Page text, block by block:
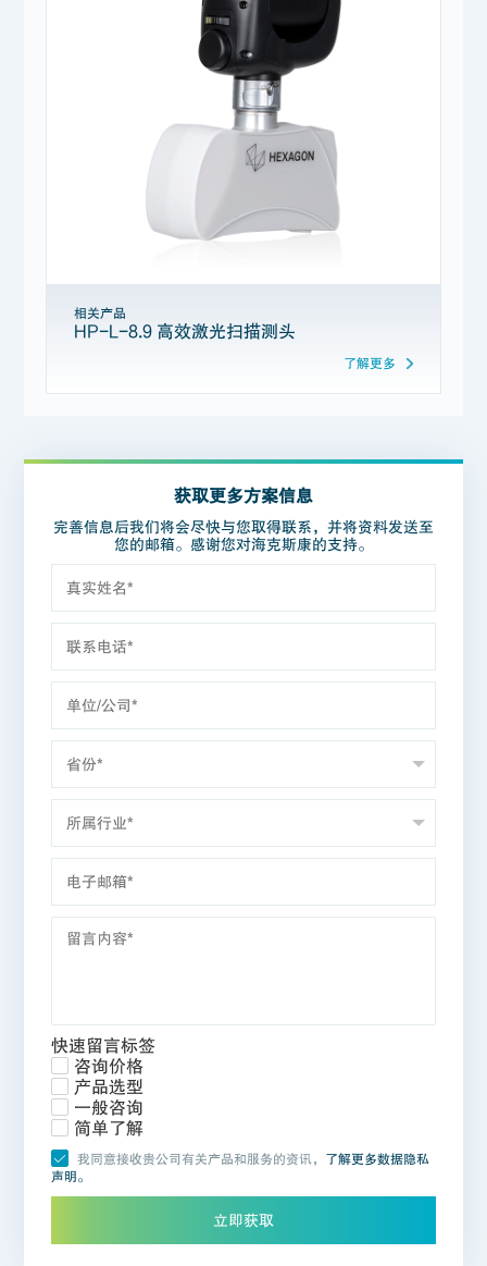
相关产品
HP-L-8.9 高效激光扫描测头
了解更多
获取更多方案信息
完善信息后我们将会尽快与您取得联系，并将资料发送至
您的邮箱。感谢您对海克斯康的支持。
快速留言标签
咨询价格
产品选型
一般咨询
简单了解
我同意接收贵公司有关产品和服务的资讯， 了解更多数据隐私
声明。
立即获取